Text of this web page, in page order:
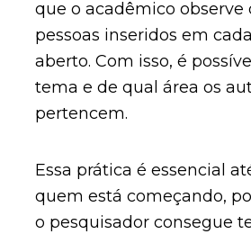
que o acadêmico observe
pessoas inseridos em
aberto. Com isso, é
tema e de qual área os
pertencem.
Essa prática é essencial
quem está começando,
o pesquisador consegue